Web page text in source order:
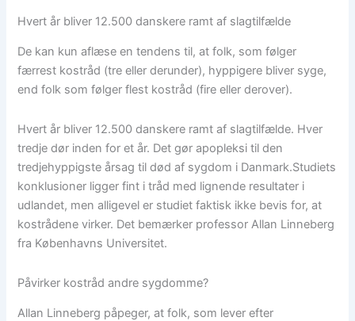
Hvert år bliver 12.500 danskere ramt af slagtilfælde
De kan kun aflæse en tendens til, at folk, som følger
færrest kostråd (tre eller derunder), hyppigere bliver syge,
end folk som følger flest kostråd (fire eller derover).
Hvert år bliver 12.500 danskere ramt af slagtilfælde. Hver
tredje dør inden for et år. Det gør apopleksi til den
tredjehyppigste årsag til død af sygdom i Danmark.Studiets
konklusioner ligger fint i tråd med lignende resultater i
udlandet, men alligevel er studiet faktisk ikke bevis for, at
kostrådene virker. Det bemærker professor Allan Linneberg
fra Københavns Universitet.
Påvirker kostråd andre sygdomme?
Allan Linneberg påpeger, at folk, som lever efter